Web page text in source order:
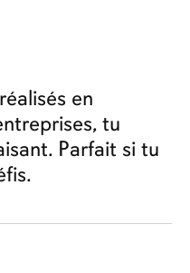
en
tu
Parfait si tu